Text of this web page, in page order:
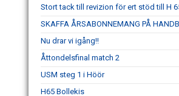
Stort tack till revizion för ert stöd till H
SKAFFA ÅRSABONNEMANG PÅ
Nu drar vi igång!!
Åttondelsfinal match 2
USM steg 1 i Höör
H65 Bollekis